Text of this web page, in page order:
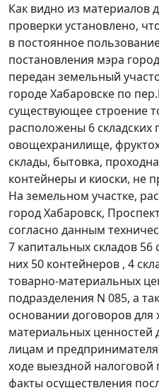
Как видно из материалов
проверки установлено,
в постоянное
постановления мэра
передан земельный
городе Хабаровске по
существующее строение
расположены 6
овощехранилище,
склады, бытовка,
контейнеры и киоски, не
На земельном участке,
город Хабаровск,
согласно данным
7 капитальных складов
них 50 контейнеров , 4
товарно-материальных
подразделения N 085, а
основании договоров для
материальных ценностей
лицам и
ходе выездной налоговой
факты осуществления